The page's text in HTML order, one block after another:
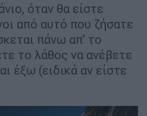
όταν θα είστε
από αυτό που ζήσατε
πάνω απ’ το
το λάθος να ανέβετε
έξω (ειδικά αν είστε